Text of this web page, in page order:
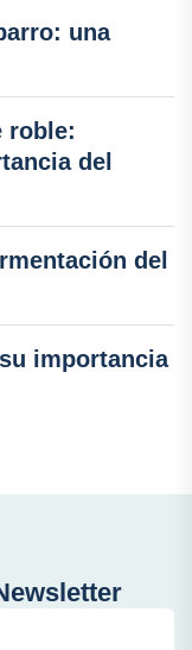
una
roble:
del
del
importancia